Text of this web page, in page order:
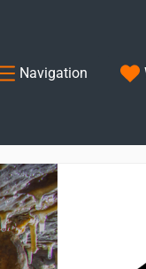
Navigation